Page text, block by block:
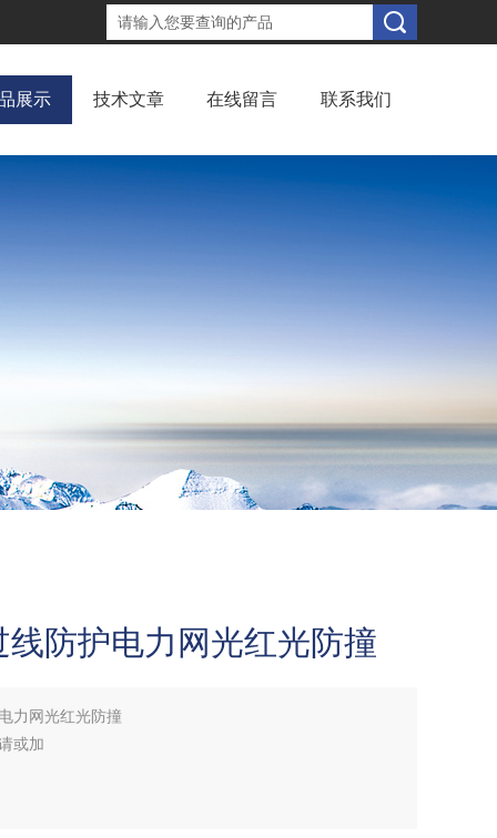
展示 技术文章 在线留言 联系我们
防护电力网光红光防撞
力网光红光防撞
或加